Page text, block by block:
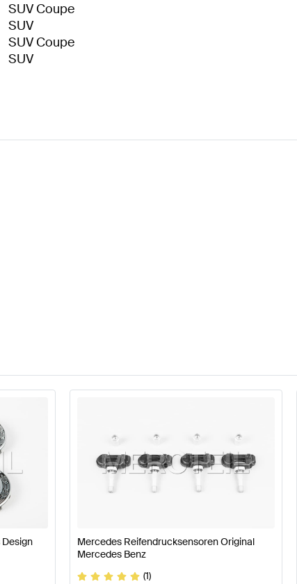
SUV Coupe
SUV
SUV Coupe
SUV
Mercedes Reifendrucksensoren Original
Mercedes Benz
(1)